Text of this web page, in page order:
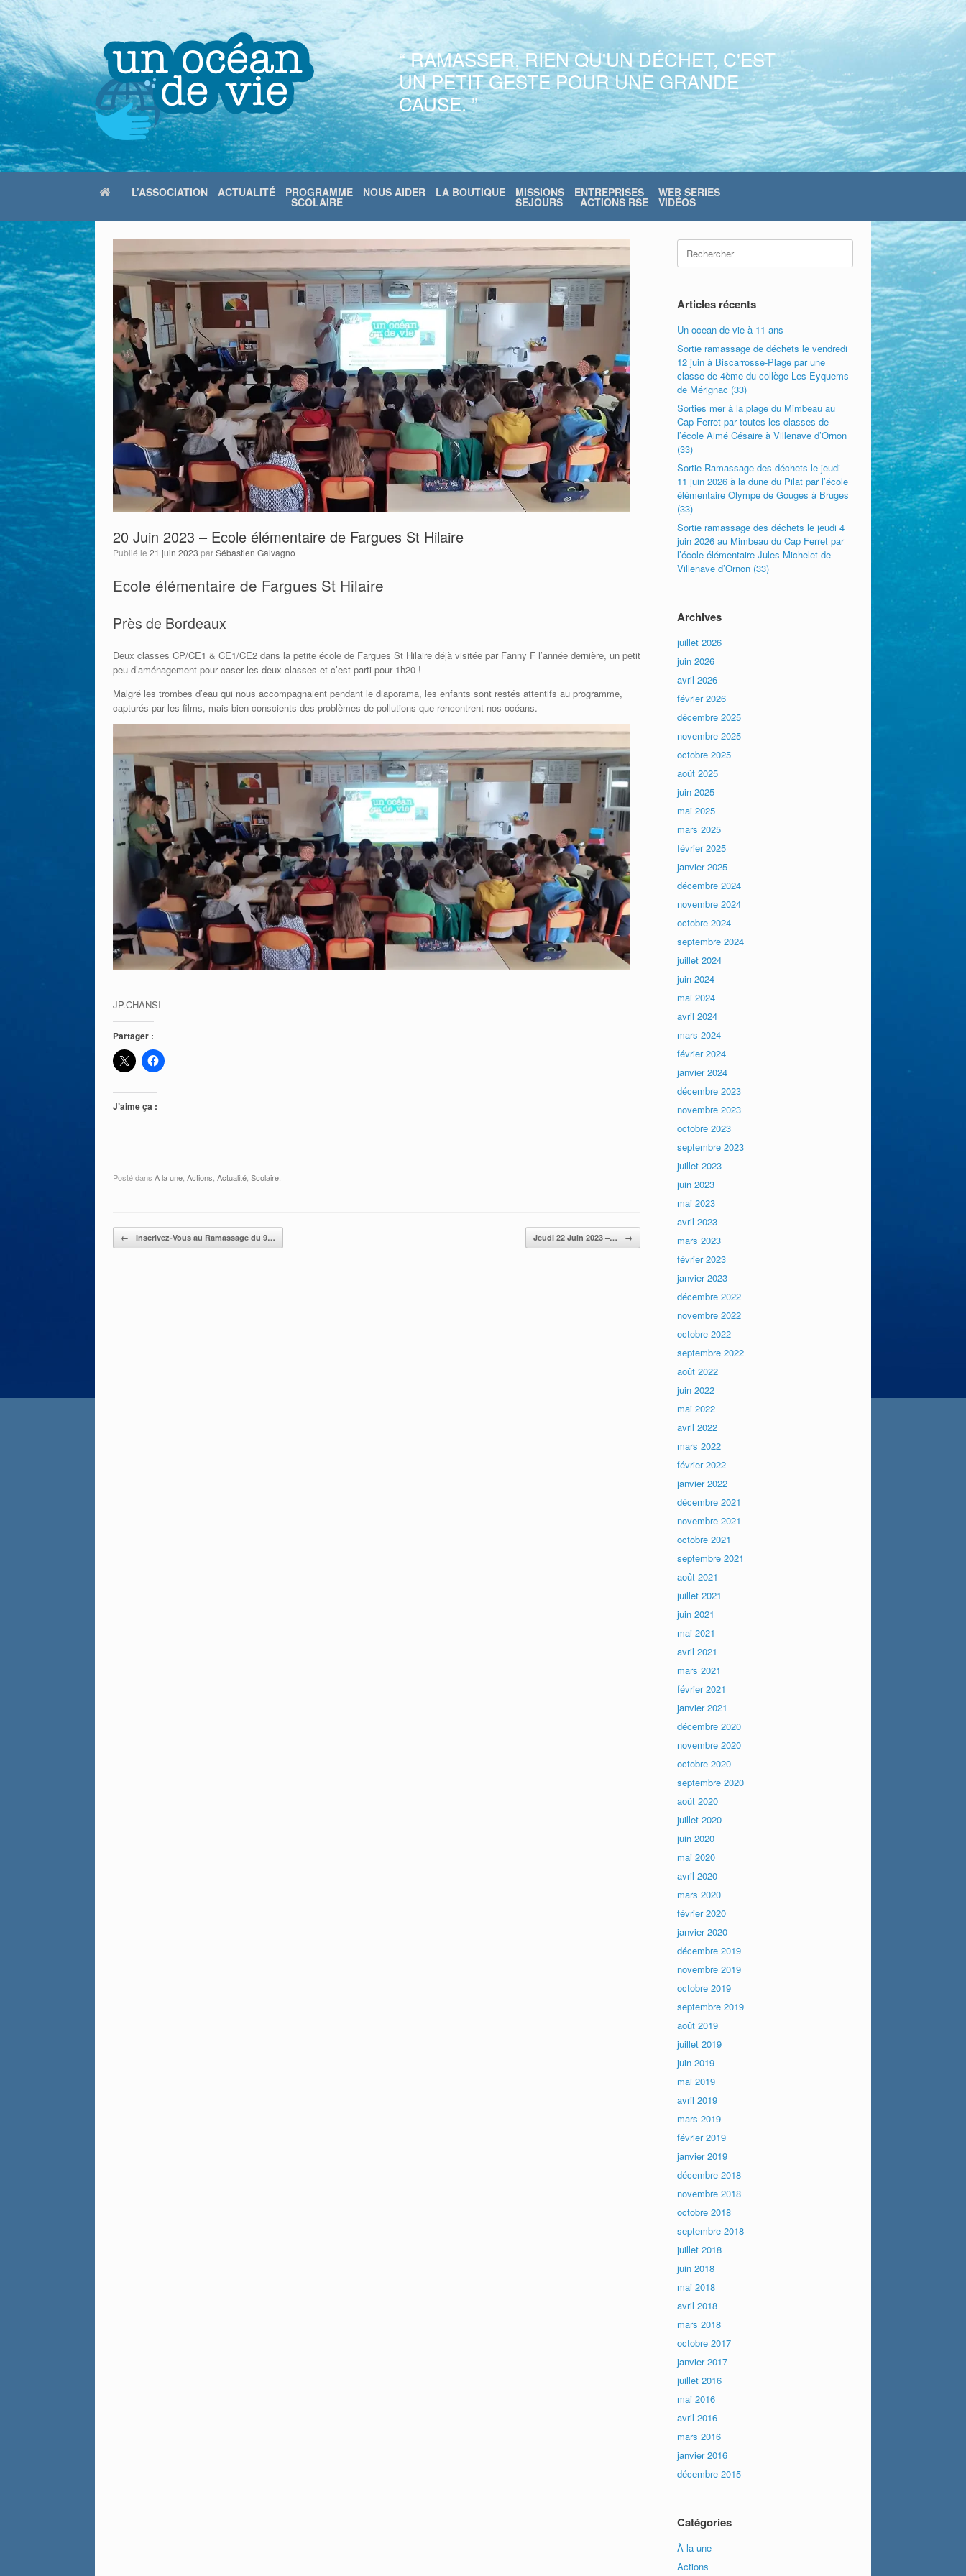
Skip
to
content
“ RAMASSER, RIEN QU'UN DÉCHET, C'EST
UN PETIT GESTE POUR UNE GRANDE
CAUSE. ”
L’ASSOCIATION ACTUALITÉ PROGRAMME
SCOLAIRE
NOUS AIDER LA BOUTIQUE MISSIONS
SEJOURS
ENTREPRISES
ACTIONS RSE
WEB SERIES
VIDÉOS
20 Juin 2023 – Ecole élémentaire de Fargues St Hilaire
Publié le 21 juin 2023 parSébastien Galvagno
Ecole élémentaire de Fargues St Hilaire
Près de Bordeaux
Deux classes CP/CE1 & CE1/CE2 dans la petite école de Fargues St Hilaire déjà visitée par Fanny F l’année dernière, un petit
peu d’aménagement pour caser les deux classes et c’est parti pour 1h20 !
Malgré les trombes d’eau qui nous accompagnaient pendant le diaporama, les enfants sont restés attentifs au programme,
capturés par les films, mais bien conscients des problèmes de pollutions que rencontrent nos océans.
JP.CHANSI
Partager :
J’aime ça :
Posté dans À la une Actions Actualité Scolaire
Post navigation
← Inscrivez-Vous au Ramassage du 9… Jeudi 22 Juin 2023 –… →
Search
for:
Articles récents
Un ocean de vie à 11 ans
Sortie ramassage de déchets le vendredi
12 juin à Biscarrosse-Plage par une
classe de 4ème du collège Les Eyquems
de Mérignac (33)
Sorties mer à la plage du Mimbeau au
Cap-Ferret par toutes les classes de
l’école Aimé Césaire à Villenave d’Ornon
(33)
Sortie Ramassage des déchets le jeudi
11 juin 2026 à la dune du Pilat par l’école
élémentaire Olympe de Gouges à Bruges
(33)
Sortie ramassage des déchets le jeudi 4
juin 2026 au Mimbeau du Cap Ferret par
l’école élémentaire Jules Michelet de
Villenave d’Ornon (33)
Archives
juillet 2026
juin 2026
avril 2026
février 2026
décembre 2025
novembre 2025
octobre 2025
août 2025
juin 2025
mai 2025
mars 2025
février 2025
janvier 2025
décembre 2024
novembre 2024
octobre 2024
septembre 2024
juillet 2024
juin 2024
mai 2024
avril 2024
mars 2024
février 2024
janvier 2024
décembre 2023
novembre 2023
octobre 2023
septembre 2023
juillet 2023
juin 2023
mai 2023
avril 2023
mars 2023
février 2023
janvier 2023
décembre 2022
novembre 2022
octobre 2022
septembre 2022
août 2022
juin 2022
mai 2022
avril 2022
mars 2022
février 2022
janvier 2022
décembre 2021
novembre 2021
octobre 2021
septembre 2021
août 2021
juillet 2021
juin 2021
mai 2021
avril 2021
mars 2021
février 2021
janvier 2021
décembre 2020
novembre 2020
octobre 2020
septembre 2020
août 2020
juillet 2020
juin 2020
mai 2020
avril 2020
mars 2020
février 2020
janvier 2020
décembre 2019
novembre 2019
octobre 2019
septembre 2019
août 2019
juillet 2019
juin 2019
mai 2019
avril 2019
mars 2019
février 2019
janvier 2019
décembre 2018
novembre 2018
octobre 2018
septembre 2018
juillet 2018
juin 2018
mai 2018
avril 2018
mars 2018
octobre 2017
janvier 2017
juillet 2016
mai 2016
avril 2016
mars 2016
janvier 2016
décembre 2015
Catégories
À la une
Actions